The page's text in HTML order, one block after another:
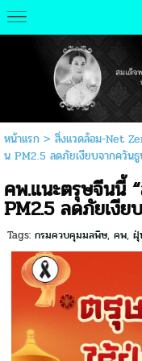
หน้าแรก> สิ่งแวดล้อม-Net
น PM2.5 ลดภัยเงียบจากควันธู
คพ.แนะตรุษจีนนี้
PM2.5 ลดภัยเงีย
Tags: กรมควบคุมมลพิษ, คพ,